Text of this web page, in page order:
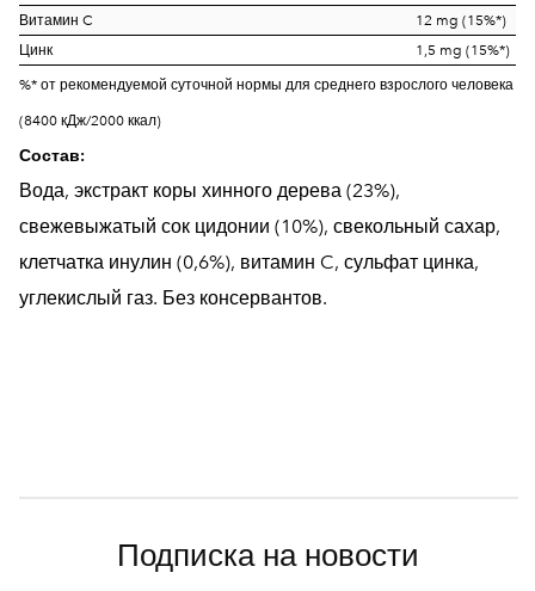
Витамин C
12 mg (15%*)
Цинк
1,5 mg (15%*)
%* от рекомендуемой суточной нормы для среднего взрослого человека
(8400 кДж/2000 ккал)
Состав:
Вода, экстракт коры хинного дерева (23%),
свежевыжатый сок цидонии (10%), свекольный сахар,
клетчатка инулин (0,6%), витамин C, сульфат цинка,
углекислый газ. Без консервантов.
Подписка на новости